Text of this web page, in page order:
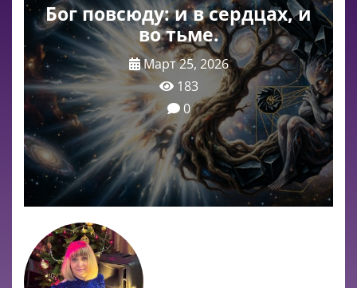
Бог повсюду: и в сердцах, и
во тьме.
Март 25, 2026
183
0